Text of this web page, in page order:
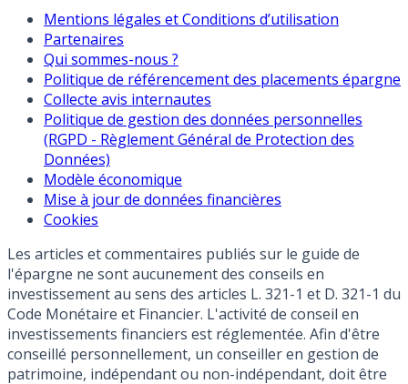
Mentions légales et Conditions d’utilisation
Partenaires
Qui sommes-nous ?
Politique de référencement des placements épargne
Collecte avis internautes
Politique de gestion des données personnelles
(RGPD - Règlement Général de Protection des
Données)
Modèle économique
Mise à jour de données financières
Cookies
Les articles et commentaires publiés sur le guide de
l'épargne ne sont aucunement des conseils en
investissement au sens des articles L. 321-1 et D. 321-1 du
Code Monétaire et Financier. L'activité de conseil en
investissements financiers est réglementée. Afin d'être
conseillé personnellement, un conseiller en gestion de
patrimoine, indépendant ou non-indépendant, doit être